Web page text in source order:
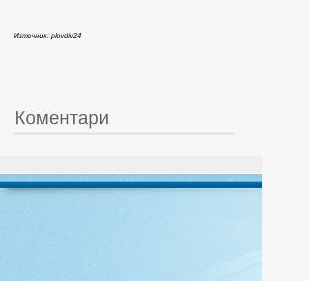
Източник: plovdiv24
Коментари